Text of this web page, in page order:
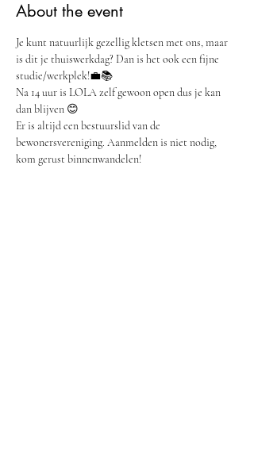
About the event
Je kunt natuurlijk gezellig kletsen met ons, maar
is dit je thuiswerkdag? Dan is het ook een fijne
studie/werkplek!💼📚
Na 14 uur is LOLA zelf gewoon open dus je kan
dan blijven 😊
Er is altijd een bestuurslid van de
bewonersvereniging. Aanmelden is niet nodig,
kom gerust binnenwandelen!